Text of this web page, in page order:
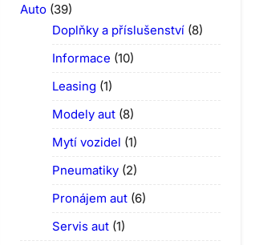
Auto (39)
Doplňky a příslušenství (8)
Informace (10)
Leasing (1)
Modely aut (8)
Mytí vozidel (1)
Pneumatiky (2)
Pronájem aut (6)
Servis aut (1)